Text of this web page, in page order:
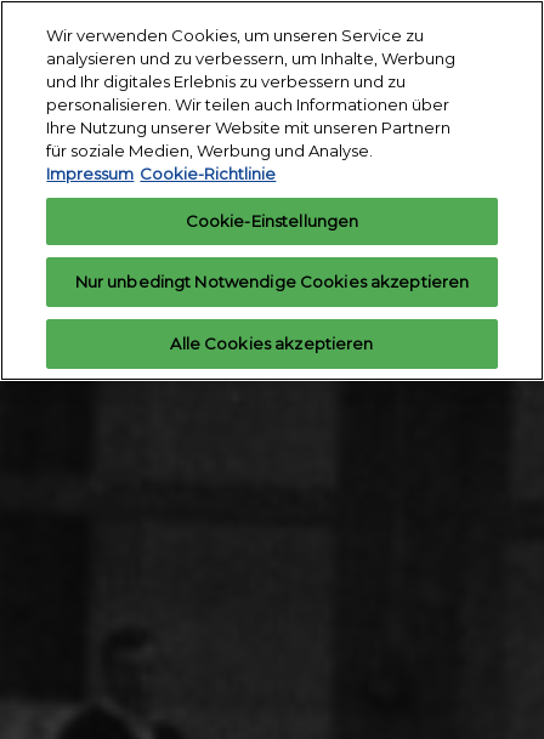
zum
Inhalt
18. - 24. März 2027
Messegelände
Essen
Interesse
anmelden
anfragen
Wir verwenden Cookies, um unseren Service zu
analysieren und zu verbessern, um Inhalte, Werbung
und Ihr digitales Erlebnis zu verbessern und zu
personalisieren. Wir teilen auch Informationen über
Ihre Nutzung unserer Website mit unseren Partnern
für soziale Medien, Werbung und Analyse.
Impressum Cookie-Richtlinie
Cookie-Einstellungen
Nur unbedingt Notwendige Cookies akzeptieren
Alle Cookies akzeptieren